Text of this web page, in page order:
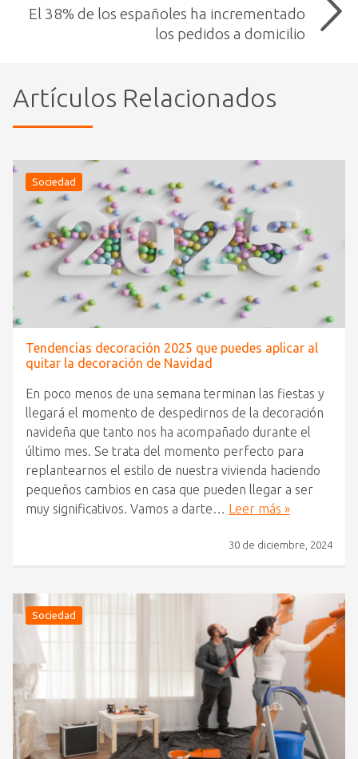
El 38% de los españoles ha incrementado
los pedidos a domicilio
Artículos Relacionados
Sociedad
Tendencias decoración 2025 que puedes aplicar al
quitar la decoración de Navidad
En poco menos de una semana terminan las fiestas y
llegará el momento de despedirnos de la decoración
navideña que tanto nos ha acompañado durante el
último mes. Se trata del momento perfecto para
replantearnos el estilo de nuestra vivienda haciendo
pequeños cambios en casa que pueden llegar a ser
muy significativos. Vamos a darte… Leer más »
30 de diciembre, 2024
Sociedad